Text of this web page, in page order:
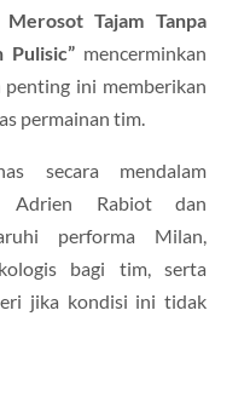
Tajam Tanpa
Pulisic”mencerminkan
penting ini memberikan
permainan tim.
secara mendalam
Adrien Rabiot dan
performa Milan,
bagi tim, serta
jika kondisi ini tidak